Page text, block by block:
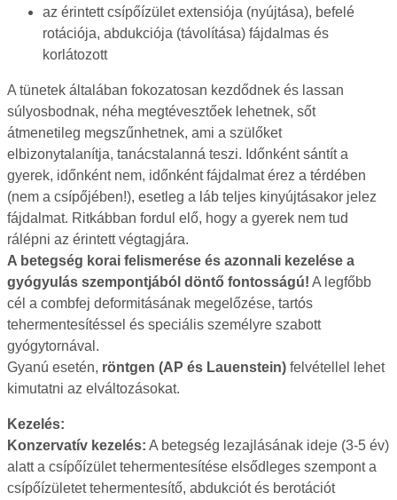
az érintett csípőízület extensiója (nyújtása), befelé
rotációja, abdukciója (távolítása) fájdalmas és
korlátozott
A tünetek általában fokozatosan kezdődnek és lassan
súlyosbodnak, néha megtévesztőek lehetnek, sőt
átmenetileg megszűnhetnek, ami a szülőket
elbizonytalanítja, tanácstalanná teszi. Időnként sántít a
gyerek, időnként nem, időnként fájdalmat érez a térdében
(nem a csípőjében!), esetleg a láb teljes kinyújtásakor jelez
fájdalmat. Ritkábban fordul elő, hogy a gyerek nem tud
rálépni az érintett végtagjára.
A betegség korai felismerése és azonnali kezelése a
gyógyulás szempontjából döntő fontosságú! A legfőbb
cél a combfej deformitásának megelőzése, tartós
tehermentesítéssel és speciális személyre szabott
gyógytornával.
Gyanú esetén, röntgen (AP és Lauenstein) felvétellel lehet
kimutatni az elváltozásokat.
Kezelés:
Konzervatív kezelés: A betegség lezajlásának ideje (3-5 év)
alatt a csípőízület tehermentesítése elsődleges szempont a
csípőízületet tehermentesítő, abdukciót és berotációt